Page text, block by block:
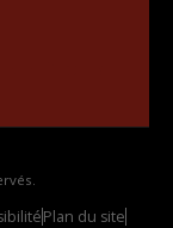
Plan du site